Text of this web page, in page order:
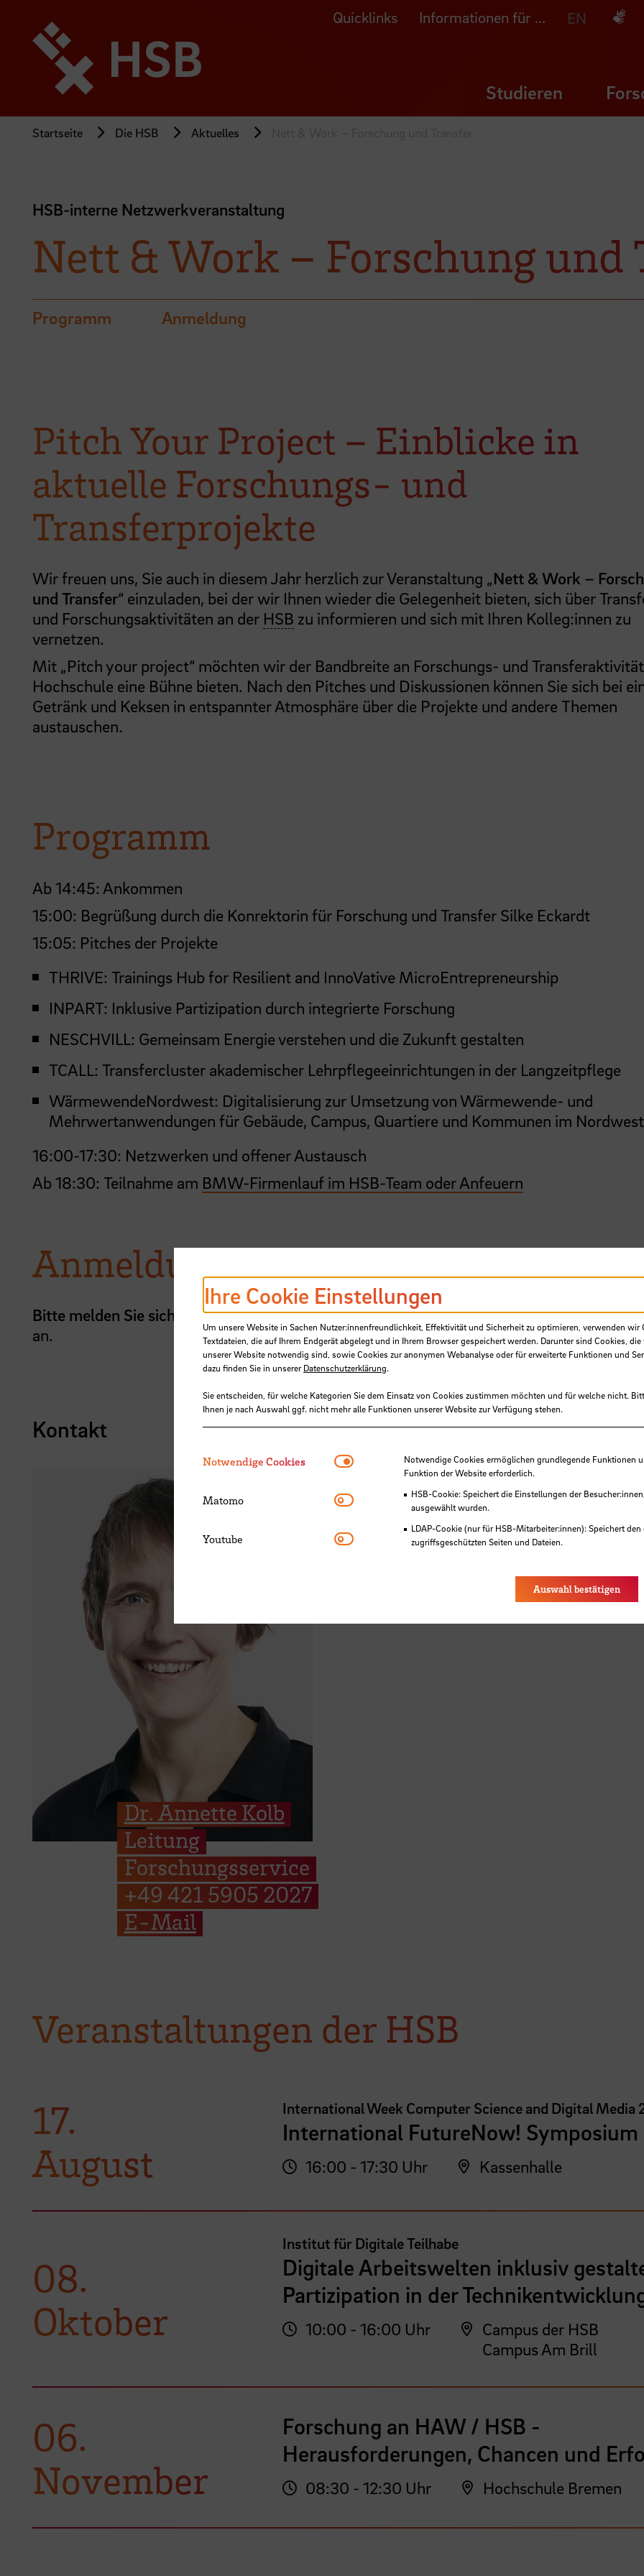
Seiteninhalt
springen
Quicklinks Informationen für ... EN
Studieren
Startseite Die HSB Aktuelles
HSB-interne Netzwerkveranstaltung
Nett & Work – Forschung und
Programm Anmeldung
Pitch Your Project – Einblicke in
aktuelle Forschungs- und
Transferprojekte
Wir freuen uns, Sie auch in diesem Jahr herzlich zur Veranstaltung „Nett & Work –
und Transfer“ einzuladen, bei der wir Ihnen wieder die Gelegenheit bieten, sich über
und Forschungsaktivitäten an der HSB zu informieren und sich mit Ihren Kolleg:innen zu
vernetzen.
Mit „Pitch your project“ möchten wir der Bandbreite an Forschungs- und
Hochschule eine Bühne bieten. Nach den Pitches und Diskussionen können Sie sich bei
Getränk und Keksen in entspannter Atmosphäre über die Projekte und andere Themen
austauschen.
Programm
Ab 14:45: Ankommen
15:00: Begrüßung durch die Konrektorin für Forschung und Transfer Silke Eckardt
15:05: Pitches der Projekte
THRIVE: Trainings Hub for Resilient and InnoVative MicroEntrepreneurship
INPART: Inklusive Partizipation durch integrierte Forschung
NESCHVILL: Gemeinsam Energie verstehen und die Zukunft gestalten
TCALL: Transfercluster akademischer Lehrpflegeeinrichtungen in der Langzeitpflege
WärmewendeNordwest: Digitalisierung zur Umsetzung von Wärmewende- und
Mehrwertanwendungen für Gebäude, Campus, Quartiere und Kommunen im
16:00-17:30: Netzwerken und offener Austausch
Ab 18:30: Teilnahme am BMW-Firmenlauf im HSB-Team oder Anfeuern
Anmeldung
Bitte melden Sie sich für unsere Planung bis zum18. Juni2025über dasDFN-
an.
Kontakt
Dr. Annette Kolb
Leitung
Forschungsservice
+49 421 5905 2027
E-Mail
Veranstaltungen der HSB
17.
August
International Week Computer Science and Digital Media
International FutureNow! Symposium
16:00 - 17:30 Uhr Kassenhalle
08.
Oktober
Institut für Digitale Teilhabe
Digitale Arbeitswelten inklusiv
Partizipation in der
10:00 - 16:00 Uhr
Campus der HSB
Campus Am Brill
06.
November
Forschung an HAW / HSB -
Herausforderungen, Chancen und
08:30 - 12:30 Uhr Hochschule Bremen
Ihre Cookie Einstellungen
Um unsere Website in Sachen Nutzer:innenfreundlichkeit, Effektivität und Sicherheit zu optimieren, verwenden wir
Textdateien, die auf Ihrem Endgerät abgelegt und in Ihrem Browser gespeichert werden. Darunter sind Cookies,
unserer Website notwendig sind, sowie Cookies zur anonymen Webanalyse oder für erweiterte Funktionen und
dazu finden Sie in unsererDatenschutzerklärung.
Sie entscheiden, für welche Kategorien Sie dem Einsatz von Cookies zustimmen möchten und für welche nicht.
Ihnen je nach Auswahl ggf. nicht mehr alle Funktionen unserer Website zur Verfügung stehen.
Notwendige Cookies Notwendige CookiesNotwendige Cookies ermöglichen grundlegende Funktionen
Funktion der Website erforderlich.
HSB-Cookie: Speichert die Einstellungen der
ausgewählt wurden.
LDAP-Cookie (nur für HSB-Mitarbeiter:innen): Speichert
zugriffsgeschützten Seiten und Dateien.
Matomo Matomo
Youtube Youtube
Auswahl bestätigen